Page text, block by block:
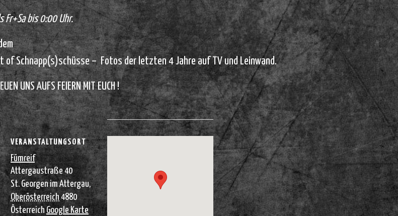
Fr+Sa bis 0:00 Uhr.
of Schnapp(s)schüsse – Fotos der letzten 4 Jahre auf TV und Leinwand.
UNS AUFS FEIERN MIT EUCH !
VERANSTALTUNGSORT
Fümreif
Attergaustraße 40
St. Georgen im Attergau,
Oberösterreich 4880
Österreich Google Karte